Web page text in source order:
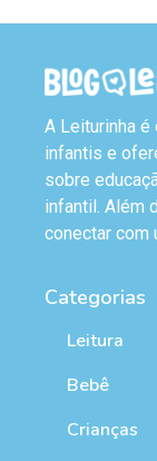
A Leiturinha
infantis e
sobre
infantil. Além
conectar com
Categorias
Leitura
Bebê
Crianças